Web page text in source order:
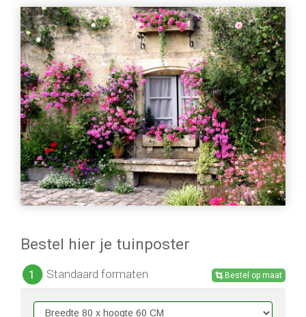
Bestel hier je tuinposter
1 Standaard formaten Bestel op maat